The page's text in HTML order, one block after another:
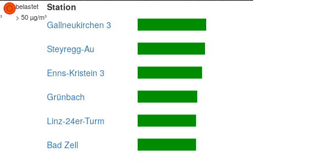
belastet
> 50 µg/m³
Station
Gallneukirchen 3
Steyregg-Au
Enns-Kristein 3
Grünbach
Linz-24er-Turm
Bad Zell